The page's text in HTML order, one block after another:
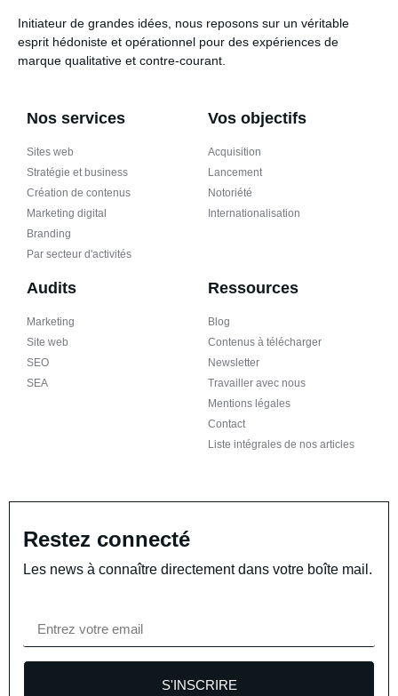
Initiateur de grandes idées , nous reposons sur un véritable
esprit hédoniste et opérationnel pour des expériences de
marque qualitative et contre-courant.
Nos services
Sites web
Stratégie et business
Création de contenus
Marketing digital
Branding
Par secteur d'activités
Vos objectifs
Acquisition
Lancement
Notoriété
Internationalisation
Audits
Marketing
Site web
SEO
SEA
Ressources
Blog
Contenus à télécharger
Newsletter
Travailler avec nous
Mentions légales
Contact
Liste intégrales de nos articles
Restez connecté
Les news à connaître directement dans votre boîte mail.
S'INSCRIRE